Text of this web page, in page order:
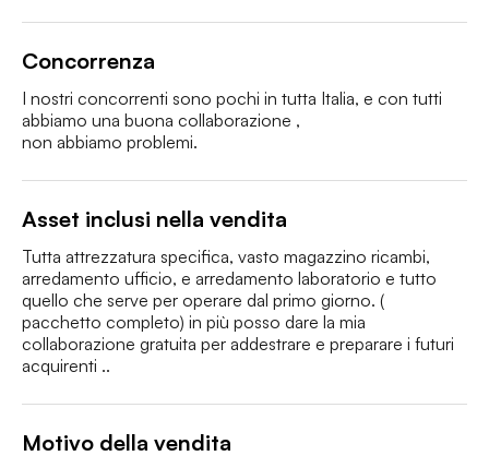
Concorrenza
I nostri concorrenti sono pochi in tutta Italia, e con tutti
abbiamo una buona collaborazione ,
non abbiamo problemi.
Asset inclusi nella vendita
Tutta attrezzatura specifica, vasto magazzino ricambi,
arredamento ufficio, e arredamento laboratorio e tutto
quello che serve per operare dal primo giorno. (
pacchetto completo) in più posso dare la mia
collaborazione gratuita per addestrare e preparare i futuri
acquirenti ..
Motivo della vendita